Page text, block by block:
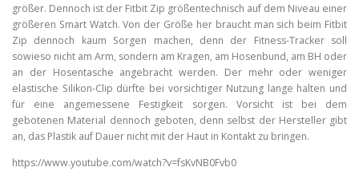
größer. Dennoch ist der Fitbit Zip größentechnisch auf dem Niveau einer
größeren Smart Watch. Von der Größe her braucht man sich beim Fitbit
Zip dennoch kaum Sorgen machen, denn der Fitness-Tracker soll
sowieso nicht am Arm, sondern am Kragen, am Hosenbund, am BH oder
an der Hosentasche angebracht werden. Der mehr oder weniger
elastische Silikon-Clip dürfte bei vorsichtiger Nutzung lange halten und
für eine angemessene Festigkeit sorgen. Vorsicht ist bei dem
gebotenen Material dennoch geboten, denn selbst der Hersteller gibt
an, das Plastik auf Dauer nicht mit der Haut in Kontakt zu bringen.
https://www.youtube.com/watch?v=fsKvNB0Fvb0